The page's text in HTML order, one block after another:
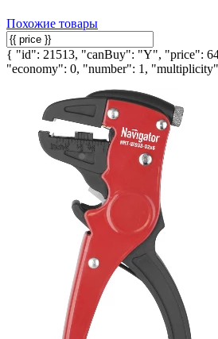
Похожие товары
{ "id": 21513, "canBuy": "Y", "price":
"economy": 0, "number": 1,